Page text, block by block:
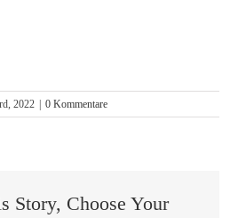
2022 | 0 Kommentare
Story, Choose Your